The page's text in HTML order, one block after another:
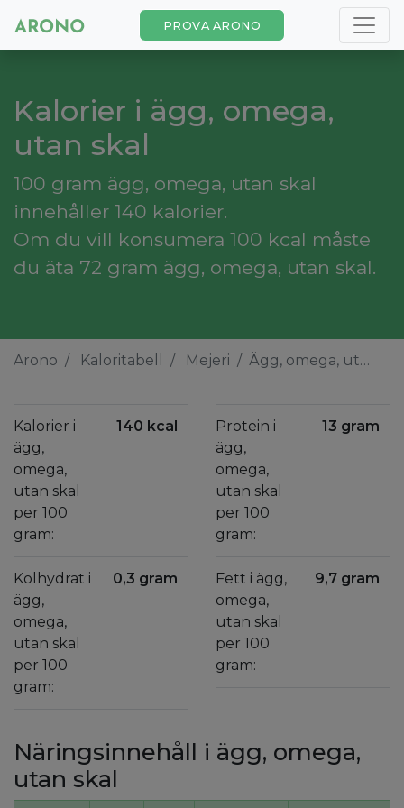
PROVA ARONO
Kalorier i ägg, omega,
utan skal
100 gram ägg, omega, utan skal
innehåller 140 kalorier.
Om du vill konsumera 100 kcal måste
du äta 72 gram ägg, omega, utan skal.
Arono Kaloritabell Mejeri Ägg, omega, utan skal
Kalorier i
ägg,
omega,
utan skal
per 100
gram:
140 kcal
Kolhydrat i
ägg,
omega,
utan skal
per 100
gram:
0,3 gram
Protein i
ägg,
omega,
utan skal
per 100
gram:
13 gram
Fett i ägg,
omega,
utan skal
per 100
gram:
9,7 gram
Näringsinnehåll i ägg, omega,
utan skal